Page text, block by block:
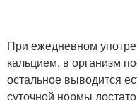
При ежедневном
кальцием, в организм
остальное выводится
суточной нормы